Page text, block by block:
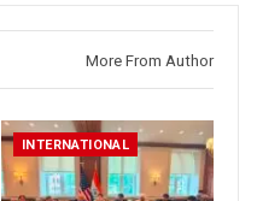
More From Author
INTERNATIONAL